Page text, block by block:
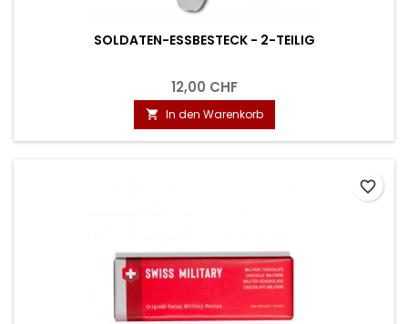
SOLDATEN-ESSBESTECK - 2-TEILIG
12,00 CHF
 In den Warenkorb
favorite_border